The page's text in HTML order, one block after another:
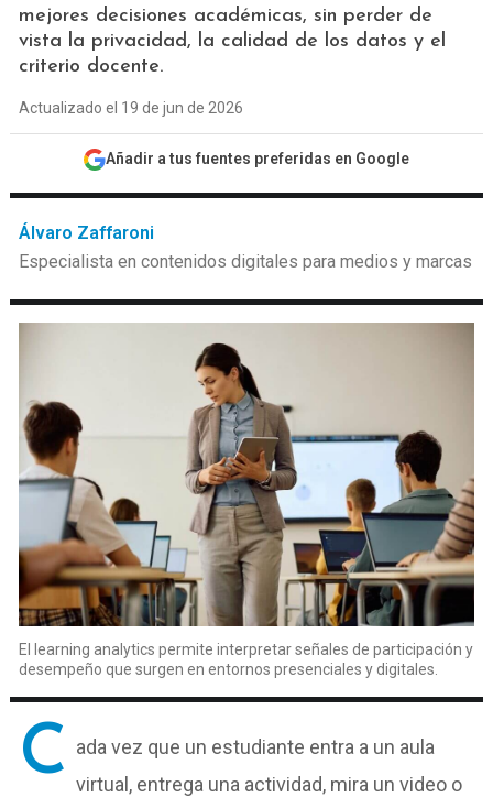
mejores decisiones académicas, sin perder de
vista la privacidad, la calidad de los datos y el
criterio docente.
Actualizado el 19 de jun de 2026
Añadir a tus fuentes preferidas en Google
Álvaro Zaffaroni
Especialista en contenidos digitales para medios y marcas
El learning analytics permite interpretar señales de participación y
desempeño que surgen en entornos presenciales y digitales.
C ada vez que un estudiante entra a un aula
virtual, entrega una actividad, mira un video o